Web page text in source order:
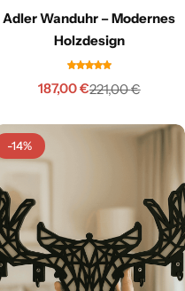
Adler Wanduhr – Modernes
Holzdesign
221,00€
187,00€
-14%